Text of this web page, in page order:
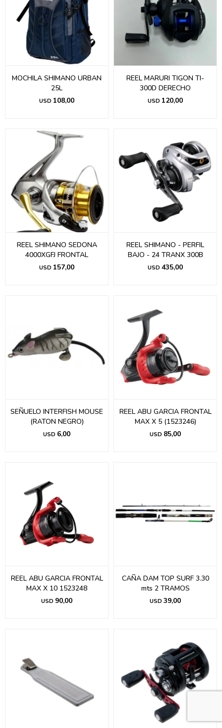
MOCHILA SHIMANO URBAN
25L
USD 108,00
REEL MARURI TIGON TI-
300D DERECHO
USD 120,00
REEL SHIMANO SEDONA
4000XGFJ FRONTAL
USD 157,00
REEL SHIMANO - PERFIL
BAJO - 24 TRANX 300B
USD 435,00
SEÑUELO INTERFISH MOUSE
(RATON NEGRO)
USD 6,00
REEL ABU GARCIA FRONTAL
MAX X 5 (1523246)
USD 85,00
REEL ABU GARCIA FRONTAL
MAX X 10 1523248
USD 90,00
CAÑA DAM TOP SURF 3.30
mts 2 TRAMOS
USD 39,00